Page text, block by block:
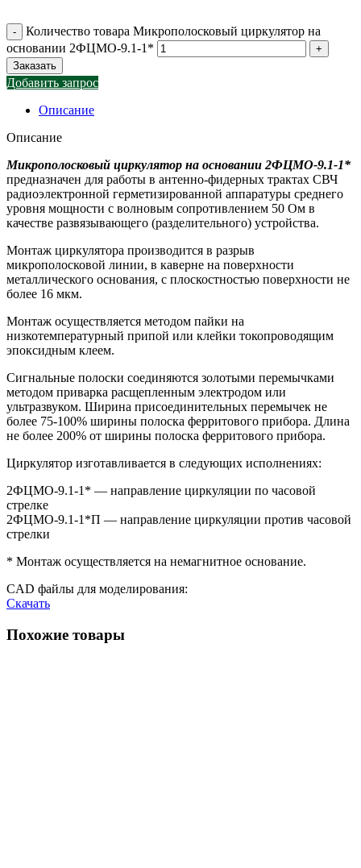
Количество товара Микрополосковый циркулятор на
основании 2ФЦМО-9.1-1*
Заказать
Добавить запрос
Описание
Описание
Микрополосковый циркулятор на основании 2ФЦМО-9.1-1*
предназначен для работы в антенно-фидерных трактах СВЧ
радиоэлектронной герметизированной аппаратуры среднего
уровня мощности с волновым сопротивлением 50 Ом в
качестве развязывающего (разделительного) устройства.
Монтаж циркулятора производится в разрыв
микрополосковой линии, в каверне на поверхности
металлического основания, с плоскостностью поверхности не
более 16 мкм.
Монтаж осуществляется методом пайки на
низкотемпературный припой или клейки токопроводящим
эпоксидным клеем.
Сигнальные полоски соединяются золотыми перемычками
методом приварка расщепленным электродом или
ультразвуком. Ширина присоединительных перемычек не
более 75-100% ширины полоска ферритового прибора. Длина
не более 200% от ширины полоска ферритового прибора.
Циркулятор изготавливается в следующих исполнениях:
2ФЦМО-9.1-1* — направление циркуляции по часовой
стрелке
2ФЦМО-9.1-1*П — направление циркуляции против часовой
стрелки
* Монтаж осуществляется на немагнитное основание.
CAD файлы для моделирования:
Скачать
Похожие товары